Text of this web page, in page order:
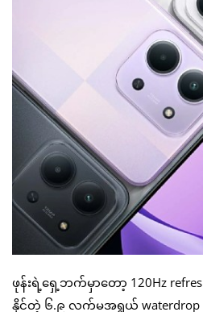
ဖုန်းရဲ့ရှေ့ဘက်မှာတော့ 120Hz
နိုင်တဲ့ ၆.၉ လက်မအရွယ် waterdrop